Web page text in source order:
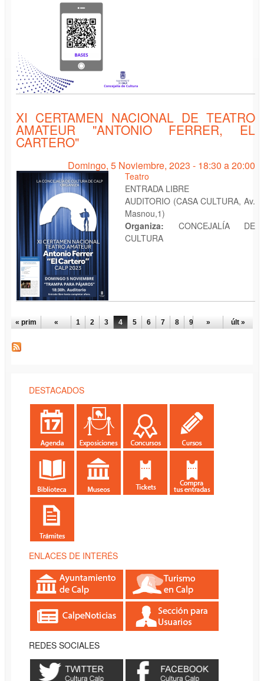
XI CERTAMEN NACIONAL DE TEATRO
AMATEUR "ANTONIO FERRER, EL
CARTERO"
Domingo, 5 Noviembre, 2023 - 18:30 a20:00
Teatro
ENTRADA LIBRE
AUDITORIO (CASA CULTURA, Av.
Masnou,1)
Organiza: CONCEJALÍA DE
CULTURA
PÁGINAS
« prim « 1 2 3 4 5 6 7 8 9 …
» últ »
DESTACADOS
ENLACES DE INTERÉS
REDES SOCIALES